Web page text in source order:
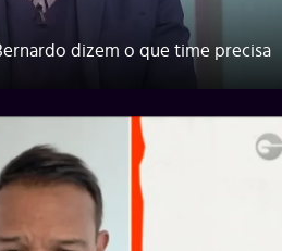
dizem o que time precisa